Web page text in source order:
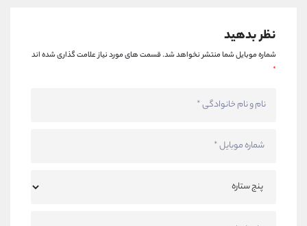
نظر بدهید
شماره موبایل شما منتشر نخواهد شد.قسمت های مورد نیاز علامت گذاری شده اند
*